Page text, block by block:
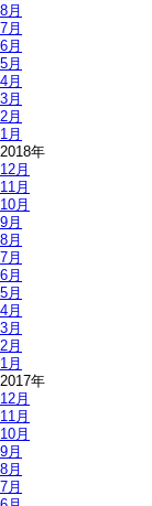
8月
7月
6月
5月
4月
3月
2月
1月
2018年
12月
11月
10月
9月
8月
7月
6月
5月
4月
3月
2月
1月
2017年
12月
11月
10月
9月
8月
7月